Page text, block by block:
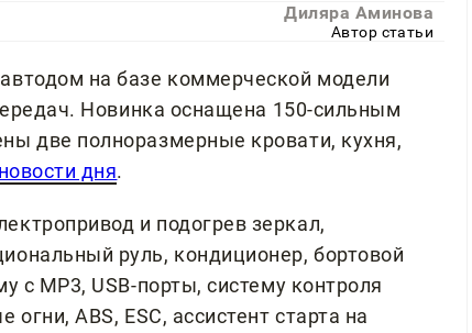
Диляра Аминова
Автор статьи
на базе коммерческой модели
Новинка оснащена 150-сильным
две полноразмерные кровати, кухня,
дня.
и подогрев зеркал,
руль, кондиционер, бортовой
с MP3, USB-порты, систему контроля
ABS, ESC, ассистент старта на